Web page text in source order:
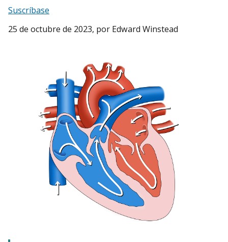
Suscríbase
25 de octubre de 2023, por Edward Winstead